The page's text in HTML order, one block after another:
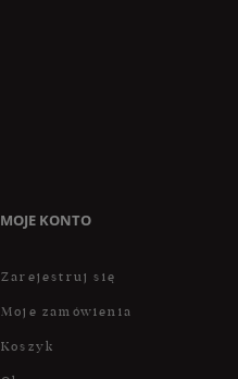
MOJE KONTO
Zarejestruj się
Moje zamówienia
Koszyk